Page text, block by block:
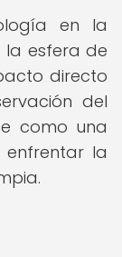
en la
la esfera de
directo
del
como una
la